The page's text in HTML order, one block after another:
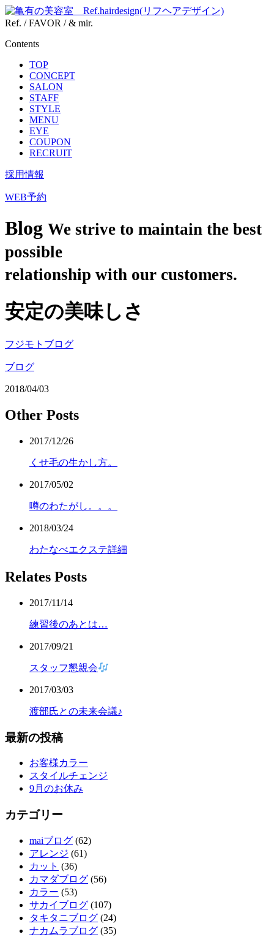
Ref. / FAVOR / & mir.
Contents
TOP
CONCEPT
SALON
STAFF
STYLE
MENU
EYE
COUPON
RECRUIT
採用情報
WEB予約
Blog We strive to maintain the best
possible
relationship with our customers.
安定の美味しさ
フジモトブログ
ブログ
2018/04/03
Other Posts
2017/12/26
くせ毛の生かし方。
2017/05/02
噂のわたがし。。。
2018/03/24
わたなべエクステ詳細
Relates Posts
2017/11/14
練習後のあとは…
2017/09/21
スタッフ懇親会
2017/03/03
渡部氏との未来会議♪
最新の投稿
お客様カラー
スタイルチェンジ
9月のお休み
カテゴリー
maiブログ (62)
アレンジ (61)
カット (36)
カマダブログ (56)
カラー (53)
サカイブログ (107)
タキタニブログ (24)
ナカムラブログ (35)